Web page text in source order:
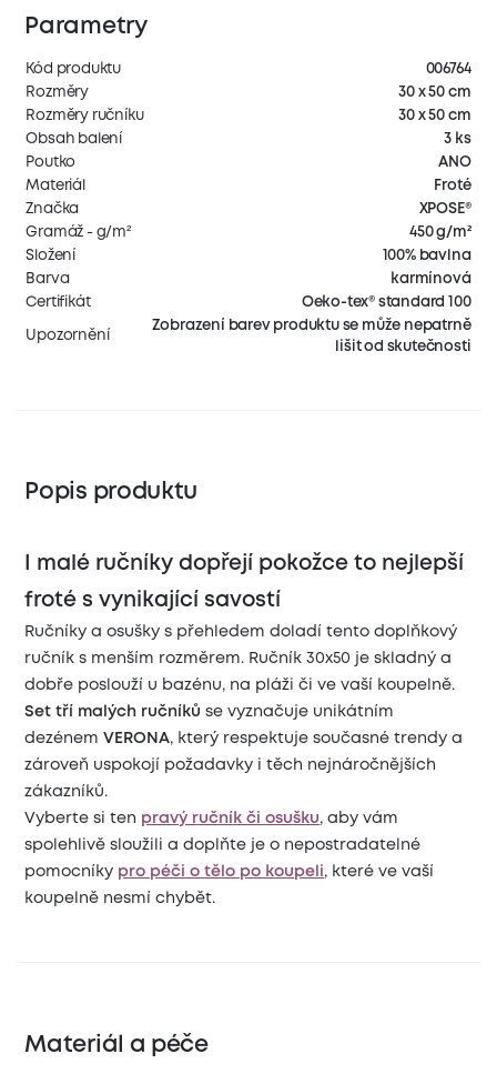
Parametry
Kód produktu
006764
Rozměry
30 x 50 cm
Rozměry ručníku
30 x 50 cm
Obsah balení
3 ks
Poutko
ANO
Materiál
Froté
Značka
XPOSE®
Gramáž - g/m²
450 g/m²
Složení
100% bavlna
Barva
karmínová
Certifikát
Oeko-tex® standard 100
Upozornění
Zobrazení barev produktu se může nepatrně
lišit od skutečnosti
Popis produktu
I malé ručníky dopřejí pokožce to nejlepší
froté s vynikající savostí
Ručníky a osušky s přehledem doladí tento doplňkový
ručník s menším rozměrem. Ručník 30x50 je skladný a
dobře poslouží u bazénu, na pláži či ve vaší koupelně.
Set tří malých ručníkůse vyznačuje unikátním
dezénemVERONA, který respektuje současné trendy a
zároveň uspokojí požadavky i těch nejnáročnějších
zákazníků.
Vyberte si ten pravý ručník či osušku, aby vám
spolehlivě sloužili a doplňte je o nepostradatelné
pomocníky pro péči o tělo po koupeli, které ve vaší
koupelně nesmí chybět.
Materiál a péče